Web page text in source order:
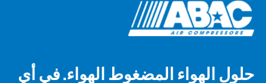
حلول الهواء المضغوط الهواء. في أي